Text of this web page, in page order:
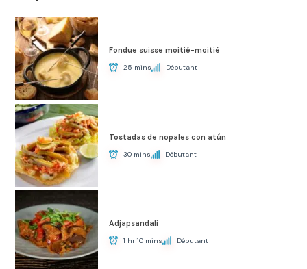
Fondue suisse moitié-moitié
25 mins Débutant
Tostadas de nopales con atún
30 mins Débutant
Adjapsandali
1 hr 10 mins Débutant